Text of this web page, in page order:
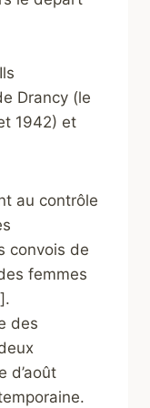
Drancy (le
1942) et
au contrôle
convois de
femmes
des
d’août